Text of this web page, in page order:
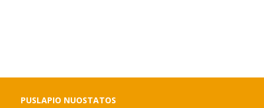
PUSLAPIO NUOSTATOS